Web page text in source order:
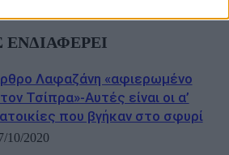
Λαφαζάνη «αφιερωμένο
Τσίπρα»-Αυτές είναι οι α’
που βγήκαν στο σφυρί
10/2020